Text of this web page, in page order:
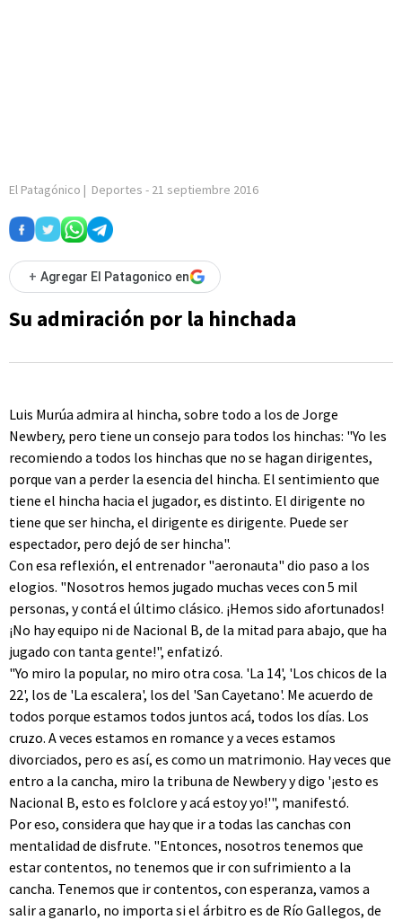
El Patagónico | Deportes - 21 septiembre 2016
+ Agregar El Patagonico en
Su admiración por la hinchada
Luis Murúa admira al hincha, sobre todo a los de Jorge
Newbery, pero tiene un consejo para todos los hinchas: "Yo les
recomiendo a todos los hinchas que no se hagan dirigentes,
porque van a perder la esencia del hincha. El sentimiento que
tiene el hincha hacia el jugador, es distinto. El dirigente no
tiene que ser hincha, el dirigente es dirigente. Puede ser
espectador, pero dejó de ser hincha".
Con esa reflexión, el entrenador "aeronauta" dio paso a los
elogios. "Nosotros hemos jugado muchas veces con 5 mil
personas, y contá el último clásico. ¡Hemos sido afortunados!
¡No hay equipo ni de Nacional B, de la mitad para abajo, que ha
jugado con tanta gente!", enfatizó.
"Yo miro la popular, no miro otra cosa. 'La 14', 'Los chicos de la
22', los de 'La escalera', los del 'San Cayetano'. Me acuerdo de
todos porque estamos todos juntos acá, todos los días. Los
cruzo. A veces estamos en romance y a veces estamos
divorciados, pero es así, es como un matrimonio. Hay veces que
entro a la cancha, miro la tribuna de Newbery y digo '¡esto es
Nacional B, esto es folclore y acá estoy yo!'", manifestó.
Por eso, considera que hay que ir a todas las canchas con
mentalidad de disfrute. "Entonces, nosotros tenemos que
estar contentos, no tenemos que ir con sufrimiento a la
cancha. Tenemos que ir contentos, con esperanza, vamos a
salir a ganarlo, no importa si el árbitro es de Río Gallegos, de